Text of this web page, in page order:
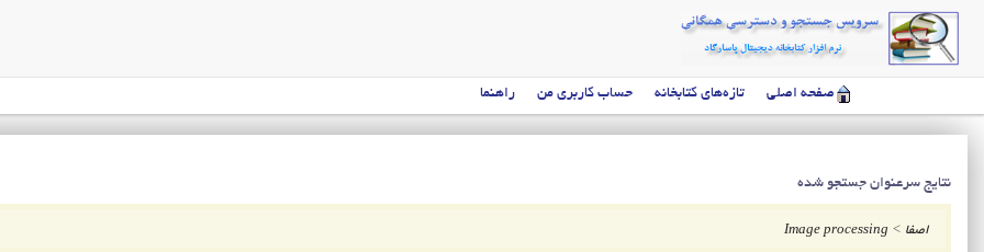
صفحه اصلی تازه‌های کتابخانه حساب کاربری من راهنما
نتایج سرعنوان جستجو شده
اصفا >
Image processing